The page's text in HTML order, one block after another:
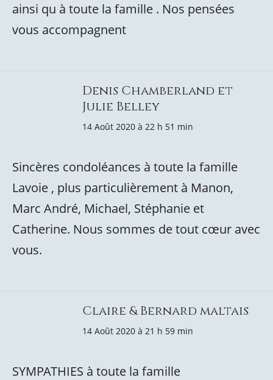
ainsi qu à toute la famille . Nos pensées
vous accompagnent
Denis Chamberland et
Julie Belley
14 Août 2020 à 22 h 51 min
Sincères condoléances à toute la famille
Lavoie , plus particulièrement à Manon,
Marc André, Michael, Stéphanie et
Catherine. Nous sommes de tout cœur avec
vous.
Claire & Bernard maltais
14 Août 2020 à 21 h 59 min
SYMPATHIES à toute la famille